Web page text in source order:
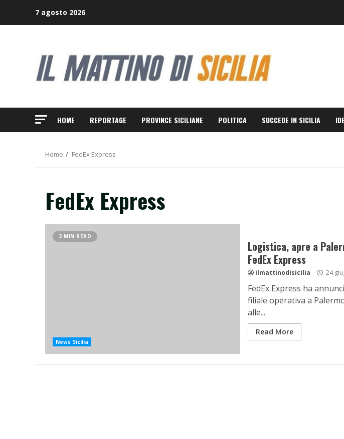
7 agosto 2026
HOME REPORTAGE PROVINCE SICILIANE POLITICA SUCCEDE IN SICILIA
Home FedEx Express
FedEx Express
2 MIN READ
News Sicilia
Logistica, apre a
FedEx Express
ilmattinodisicilia 24
FedEx Express ha
filiale operativa a
alle...
Read More